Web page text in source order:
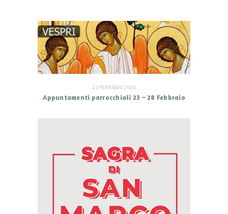
22 FEBBRAIO 2026
Appuntamenti parrocchiali 23 – 28 Febbraio